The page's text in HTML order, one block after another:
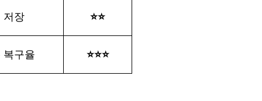
저장 ⭐⭐
복구율 ⭐⭐⭐